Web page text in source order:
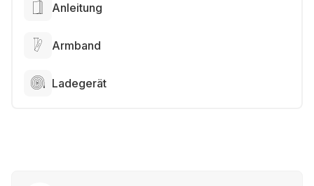
Anleitung
Armband
Ladegerät